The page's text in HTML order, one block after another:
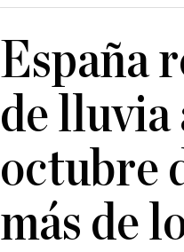
España
de lluvia
octubre
más de